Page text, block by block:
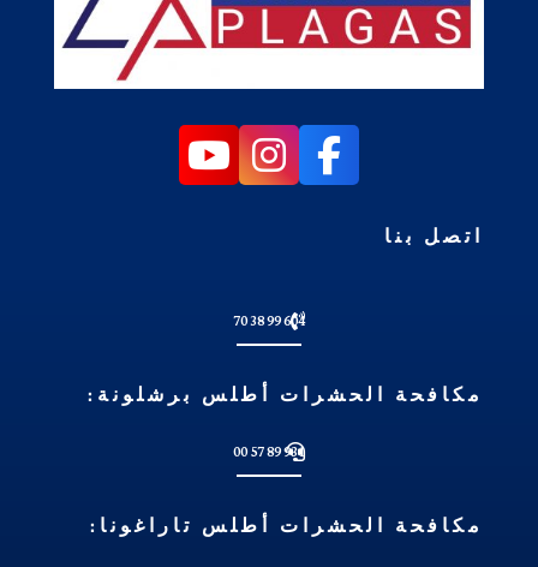
اتصل بنا
604 99 38 70
مكافحة الحشرات أطلس برشلونة:
931 89 57 00
مكافحة الحشرات أطلس تاراغونا: